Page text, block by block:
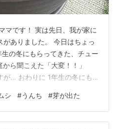
マです！ 実は先日、我が家に
ありました。 今日はちょっ
の冬にもらってきた、チュー
ら聞こえた「大変！！」
が… おわりに 1年生の冬にも
ーリップを植える活動があ
いました。 植える時期を調べ
それまで大事に大事に保管し
シ #うんち #芽が出た